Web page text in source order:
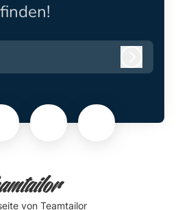
finden!
von Teamtailor